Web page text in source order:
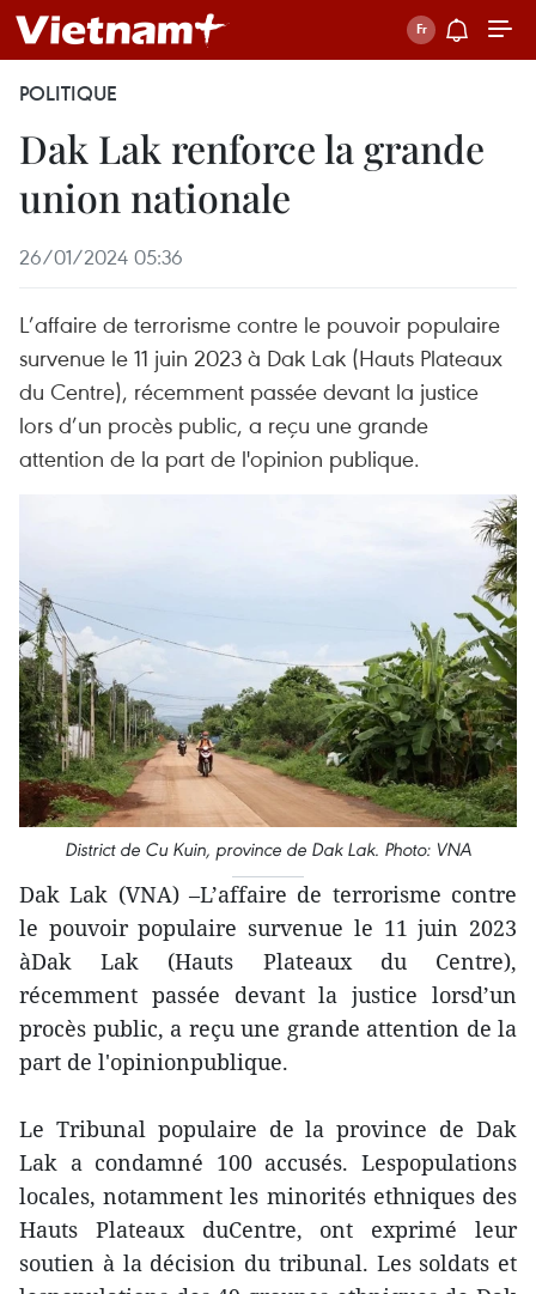
POLITIQUE
Dak Lak renforce la grande
union nationale
26/01/2024 05:36
L’affaire de terrorisme contre le pouvoir populaire
survenue le 11 juin 2023 à Dak Lak (Hauts Plateaux
du Centre), récemment passée devant la justice
lors d’un procès public, a reçu une grande
attention de la part de l'opinion publique.
District de Cu Kuin, province de Dak Lak. Photo: VNA
Dak Lak (VNA) –L’affaire de terrorisme contre
le pouvoir populaire survenue le 11 juin 2023
àDak Lak (Hauts Plateaux du Centre),
récemment passée devant la justice lorsd’un
procès public, a reçu une grande attention de la
part de l'opinionpublique.
Le Tribunal populaire de la province de Dak
Lak a condamné 100 accusés. Lespopulations
locales, notamment les minorités ethniques des
Hauts Plateaux duCentre, ont exprimé leur
soutien à la décision du tribunal. Les soldats et